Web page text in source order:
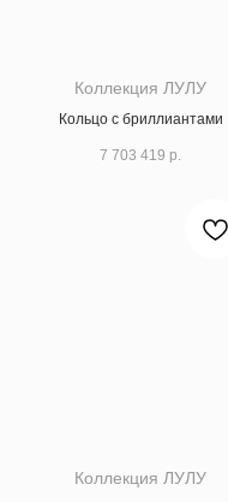
Коллекция ЛУЛУ
Кольцо с бриллиантами
7 703 419 р.
Коллекция ЛУЛУ